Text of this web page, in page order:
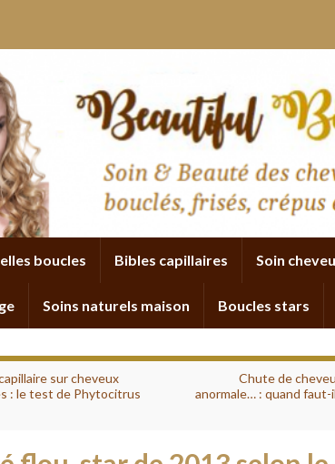
boucles Bibles capillaires Soin
Soins naturels maison Boucles stars
sur cheveux
: le test de Phytocitrus
Chute de
anormale… : quand faut-